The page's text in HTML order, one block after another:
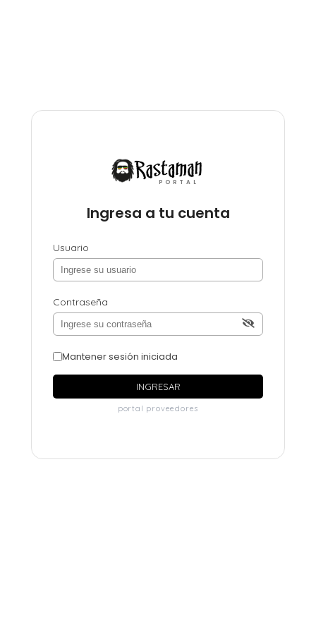
PORTAL
Ingresa a tu cuenta
Usuario
Contraseña
Mantener sesión iniciada
INGRESAR
portal proveedores